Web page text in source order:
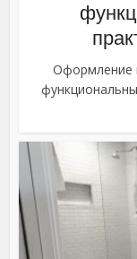
Оформление